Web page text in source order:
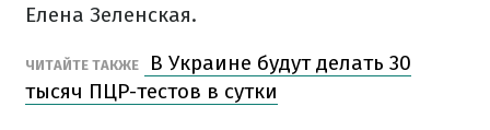
Елена Зеленская.
ЧИТАЙТЕ ТАКЖЕ
В Украине будут делать 30
тысяч ПЦР-тестов в сутки